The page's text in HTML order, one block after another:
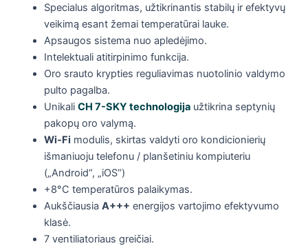
Specialus algoritmas, užtikrinantis stabilų ir efektyvų
veikimą esant žemai temperatūrai lauke.
Apsaugos sistema nuo apledėjimo.
Intelektuali atitirpinimo funkcija.
Oro srauto krypties reguliavimas nuotolinio valdymo
pulto pagalba.
Unikali CH 7-SKY technologijaužtikrina septynių
pakopų oro valymą.
Wi-Fi modulis, skirtas valdyti oro kondicionierių
išmaniuoju telefonu / planšetiniu kompiuteriu
(„Android“, „iOS“)
+8°C temperatūros palaikymas.
Aukščiausia A+++ energijos vartojimo efektyvumo
klasė.
7 ventiliatoriaus greičiai.